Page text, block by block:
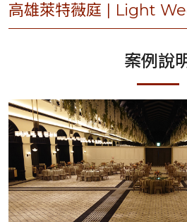
高雄萊特薇庭 | Light
案例說